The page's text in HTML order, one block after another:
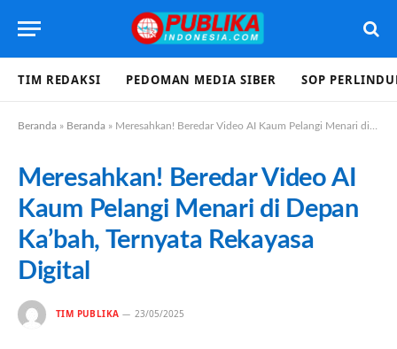
TIM REDAKSI PEDOMAN MEDIA SIBER SOP
Beranda » Beranda » Meresahkan! Beredar Video AI Kaum Pelangi Menari di Depan Ka’bah, Ternyata Rekayasa Digital
Meresahkan! Beredar Video AI
Kaum Pelangi Menari di Depan
Ka’bah, Ternyata Rekayasa
Digital
TIM PUBLIKA 23/05/2025